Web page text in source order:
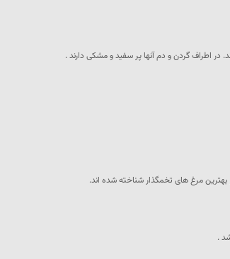
اطراف گردن و دم آنها پر سفید و مشکی دارند .
بهترین مرغ های تخمگذار شناخته شده اند.
.